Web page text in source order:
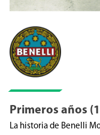
Primeros años
La historia de Benelli